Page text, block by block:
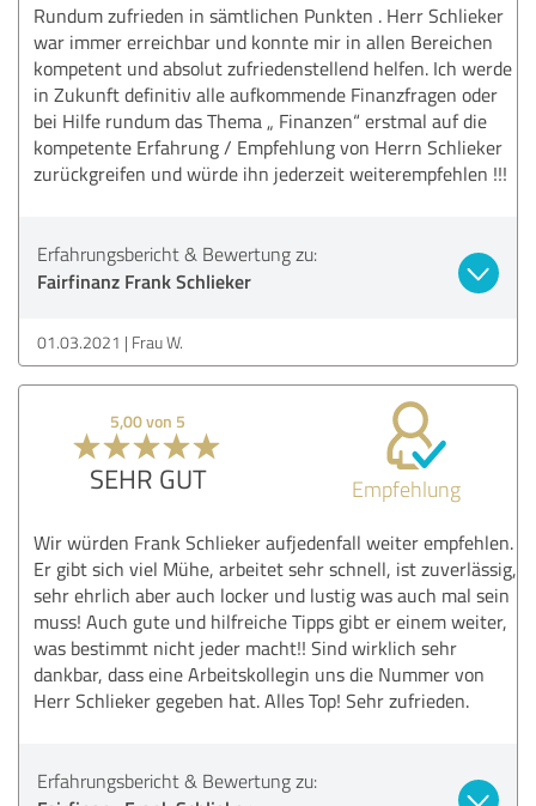
Rundum zufrieden in sämtlichen Punkten . Herr Schlieker
war immer erreichbar und konnte mir in allen Bereichen
kompetent und absolut zufriedenstellend helfen. Ich werde
in Zukunft definitiv alle aufkommende Finanzfragen oder
bei Hilfe rundum das Thema „ Finanzen“ erstmal auf die
kompetente Erfahrung / Empfehlung von Herrn Schlieker
zurückgreifen und würde ihn jederzeit weiterempfehlen !!!
Erfahrungsbericht & Bewertung zu:
Fairfinanz Frank Schlieker
01.03.2021 Frau W.
5,00 von 5
SEHR GUT Empfehlung
Wir würden Frank Schlieker aufjedenfall weiter empfehlen.
Er gibt sich viel Mühe, arbeitet sehr schnell, ist zuverlässig,
sehr ehrlich aber auch locker und lustig was auch mal sein
muss! Auch gute und hilfreiche Tipps gibt er einem weiter,
was bestimmt nicht jeder macht!! Sind wirklich sehr
dankbar, dass eine Arbeitskollegin uns die Nummer von
Herr Schlieker gegeben hat. Alles Top! Sehr zufrieden.
Erfahrungsbericht & Bewertung zu: